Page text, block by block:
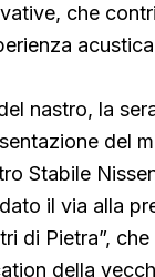
che
nastro, la
del
Stabile
il via alla
di Pietra”,
della